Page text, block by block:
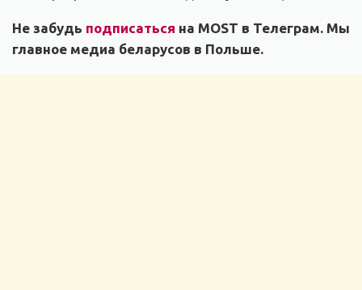
Не забудь подписаться на MOST в Телеграм. Мы
главное медиа беларусов в Польше.